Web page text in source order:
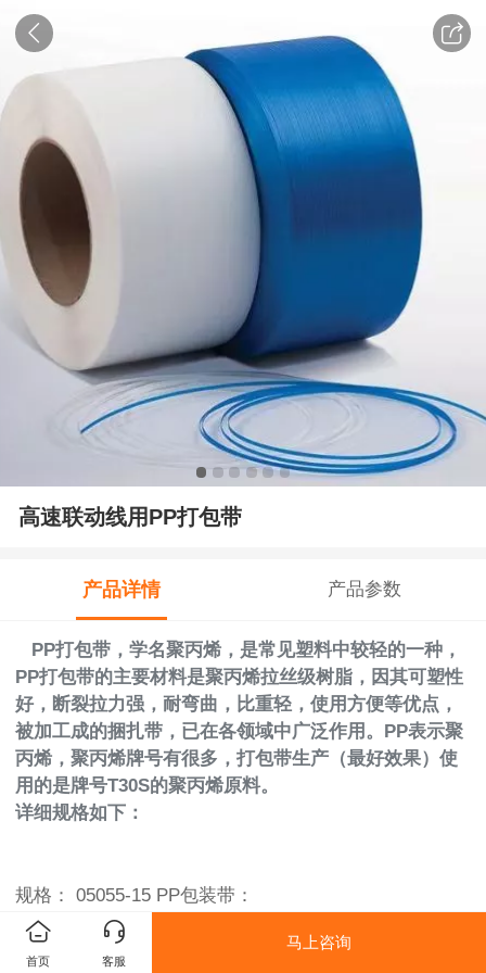
高速联动线用PP打包带
产品详情 产品参数
PP打包带，学名聚丙烯，是常见塑料中较轻的一种，
PP打包带的主要材料是聚丙烯拉丝级树脂，因其可塑性
好，断裂拉力强，耐弯曲，比重轻，使用方便等优点，
被加工成的捆扎带，已在各领域中广泛作用。PP表示聚
丙烯，聚丙烯牌号有很多，打包带生产（最好效果）使
用的是牌号T30S的聚丙烯原料。
详细规格如下：
规格： 05055-15 PP包装带：
规格（宽x厚） 05x0.55 实测
首页 客服
马上咨询